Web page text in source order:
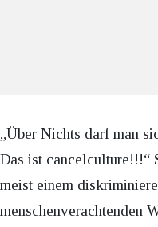
„Über Nichts darf man
Das ist cancelculture!!!“
meist einem
menschenverachtenden